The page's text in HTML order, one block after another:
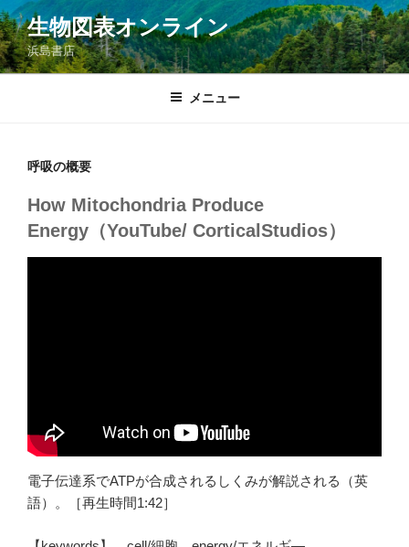
コ
ン
テ
ン
生物図表オンライン
浜島書店
メニュー
呼吸の概要
How Mitochondria Produce
Energy（YouTube/ CorticalStudios）
電子伝達系でATPが合成されるしくみが解説される（英
語）。［再生時間1:42］